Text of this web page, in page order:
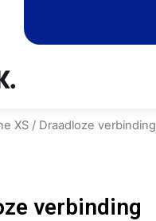
XS / Draadloze verbinding
verbinding